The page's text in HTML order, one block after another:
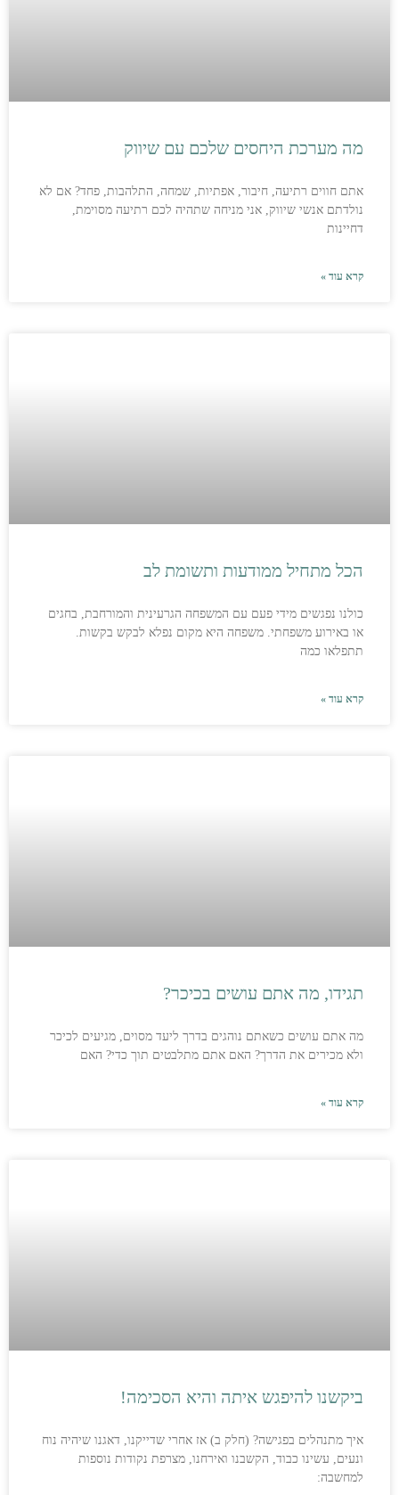
מה מערכת היחסים שלכם עם שיווק
אתם חווים רתיעה, חיבור, אפתיות, שמחה, התלהבות, פחד? אם לא
נולדתם אנשי שיווק, אני מניחה שתהיה לכם רתיעה מסוימת,
דחיינות
קרא עוד »
הכל מתחיל ממודעות ותשומת לב
כולנו נפגשים מידי פעם עם המשפחה הגרעינית והמורחבת, בחגים
או באירוע משפחתי. משפחה היא מקום נפלא לבקש בקשות.
תתפלאו כמה
קרא עוד »
תגידו, מה אתם עושים בכיכר?
מה אתם עושים כשאתם נוהגים בדרך ליעד מסוים, מגיעים לכיכר
ולא מכירים את הדרך? האם אתם מתלבטים תוך כדי? האם
קרא עוד »
ביקשנו להיפגש איתה והיא הסכימה!
איך מתנהלים בפגישה? (חלק ב) אז אחרי שדייקנו, דאגנו שיהיה נוח
ונעים, עשינו כבוד, הקשבנו ואירחנו, מצרפת נקודות נוספות
למחשבה: